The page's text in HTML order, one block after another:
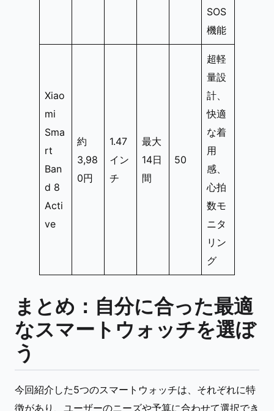
SOS
機能
Xiao
mi
Sma
rt
Ban
d 8
Acti
ve
約
3,98
0円
1.47
イン
チ
最大
14日
間
50
超軽
量設
計、
快適
な着
用
感、
心拍
数モ
ニタ
リン
グ
まとめ：自分に合った最適
なスマートウォッチを選ぼ
う
今回紹介した5つのスマートウォッチは、それぞれに特
徴があり、ユーザーのニーズや予算に合わせて選択でき